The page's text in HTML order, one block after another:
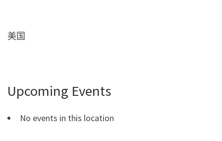
美国
Upcoming Events
No events in this location